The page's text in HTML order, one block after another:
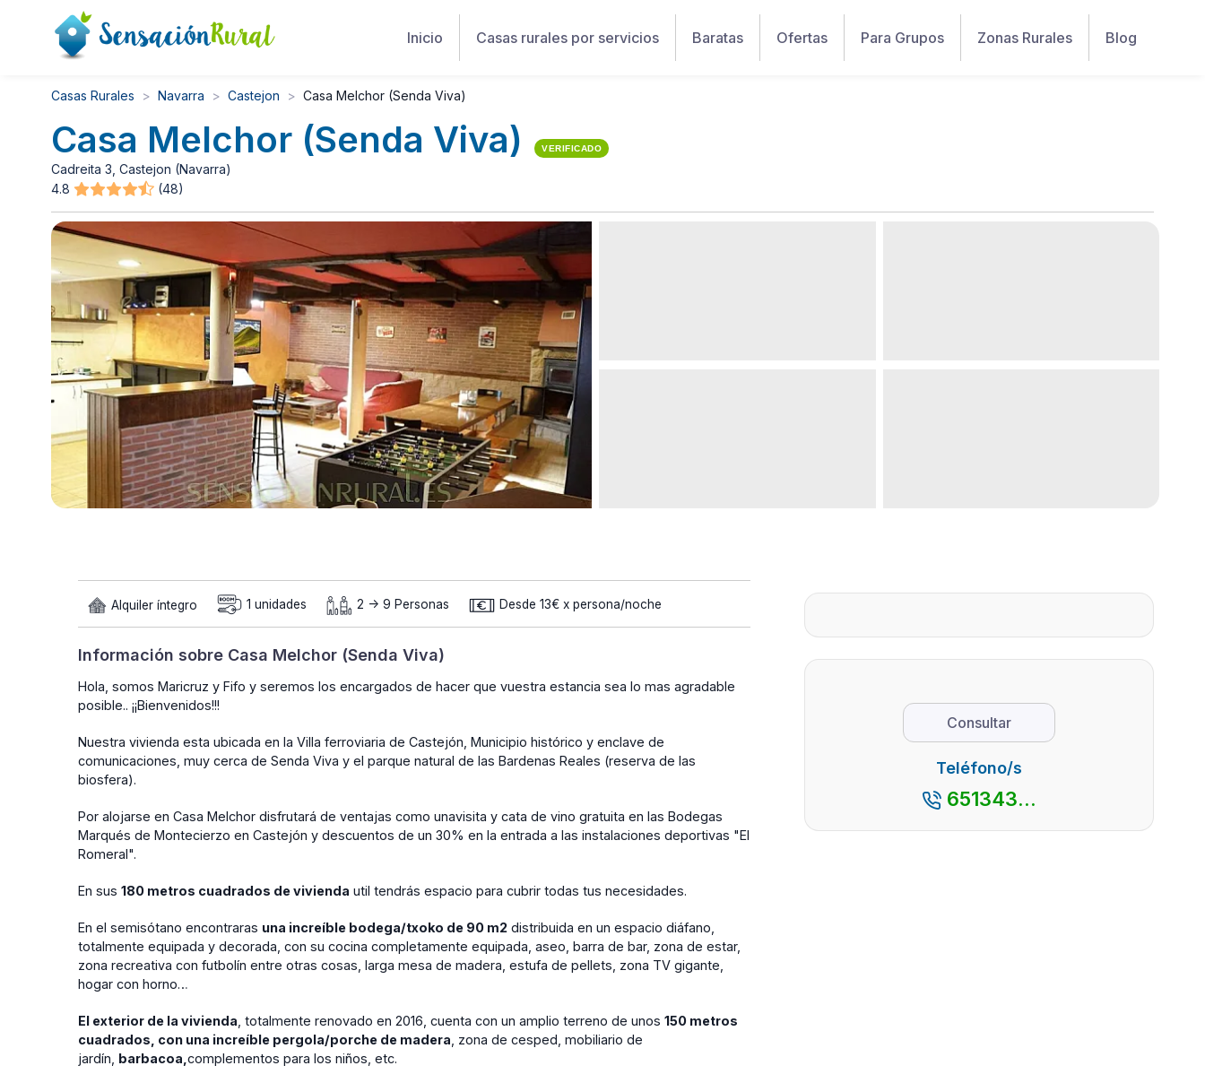
Inicio Casas rurales por servicios Baratas Ofertas Para Grupos Zonas Rurales Blog
Casas Rurales Navarra Castejon Casa Melchor (Senda Viva)
Casa Melchor (Senda Viva) VERIFICADO
Cadreita 3, Castejon (Navarra)
4.8
(48)
Alquiler íntegro 1 unidades 2 -> 9 Personas Desde 13€ x persona/noche
Información sobre Casa Melchor (Senda Viva)
Hola, somos Maricruz y Fifo y seremos los encargados de hacer que vuestra estancia sea lo mas agradable
posible.. ¡¡Bienvenidos!!!
Nuestra vivienda esta ubicada en la Villa ferroviaria de Castejón, Municipio histórico y enclave de
comunicaciones, muy cerca de Senda Viva y el parque natural de las Bardenas Reales (reserva de las
biosfera).
Por alojarse en Casa Melchor disfrutará de ventajas como unavisita y cata de vino gratuita en las Bodegas
Marqués de Montecierzo en Castejón y descuentos de un 30% en la entrada a las instalaciones deportivas "El
Romeral".
En sus 180 metros cuadrados de vivienda util tendrás espacio para cubrir todas tus necesidades.
En el semisótano encontraras una increíble bodega/txoko de 90 m2 distribuida en un espacio diáfano,
totalmente equipada y decorada, con su cocina completamente equipada, aseo, barra de bar, zona de estar,
zona recreativa con futbolín entre otras cosas, larga mesa de madera, estufa de pellets, zona TV gigante,
hogar con horno…
El exterior de la vivienda , totalmente renovado en 2016, cuenta con un amplio terreno de unos 150 metros
cuadrados, con una increíble pergola/porche de madera , zona de cesped, mobiliario de
jardín, barbacoa, complementos para los niños, etc.
Consultar
Teléfono/s
651343...